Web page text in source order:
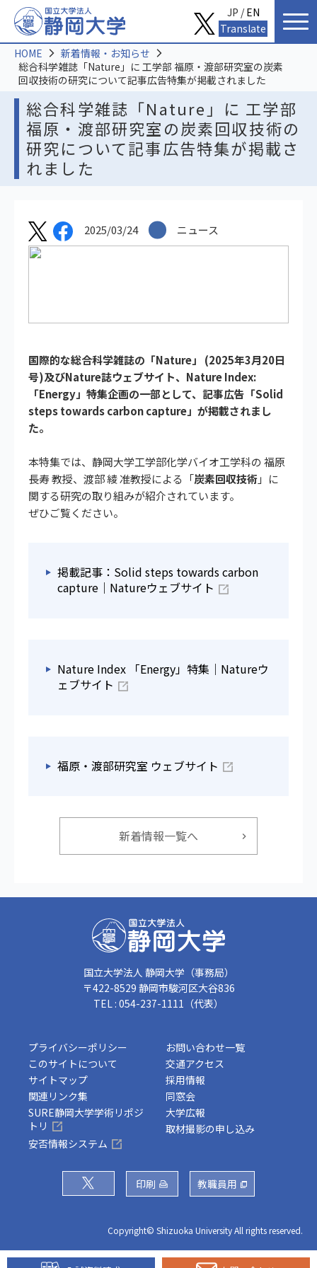
総合科学雑誌「Nature」に 工学部
福原・渡部研究室の炭素回収技術の
研究について記事広告特集が掲載さ
れました
HOME
新着情報・お知らせ
総合科学雑誌「Nature」に 工学部 福原・渡部研究室の炭素
回収技術の研究について記事広告特集が掲載されました
2025/03/24 ニュース
国際的な総合科学雑誌の「Nature」 (2025年3月20日
号)及びNature誌ウェブサイト、Nature Index:
「Energy」特集企画の一部として、記事広告「Solid
steps towards carbon capture」が掲載されまし
た。
本特集では、静岡大学工学部化学バイオ工学科の 福原
長寿 教授、渡部 綾 准教授による「炭素回収技術」に
関する研究の取り組みが紹介されています。
ぜひご覧ください。
掲載記事：Solid steps towards carbon
capture｜Natureウェブサイト
Nature Index 「Energy」特集｜Natureウ
ェブサイト
福原・渡部研究室 ウェブサイト
新着情報一覧へ
国立大学法人 静岡大学（事務局）
〒422-8529 静岡市駿河区大谷836
TEL : 054-237-1111（代表）
プライバシーポリシー
このサイトについて
サイトマップ
関連リンク集
お問い合わせ一覧
交通アクセス
採用情報
同窓会
SURE静岡大学学術リポジ
トリ
安否情報システム
大学広報
取材撮影の申し込み
印刷 教職員用
Copyright© Shizuoka University All rights reserved.
JP /EN
Translate